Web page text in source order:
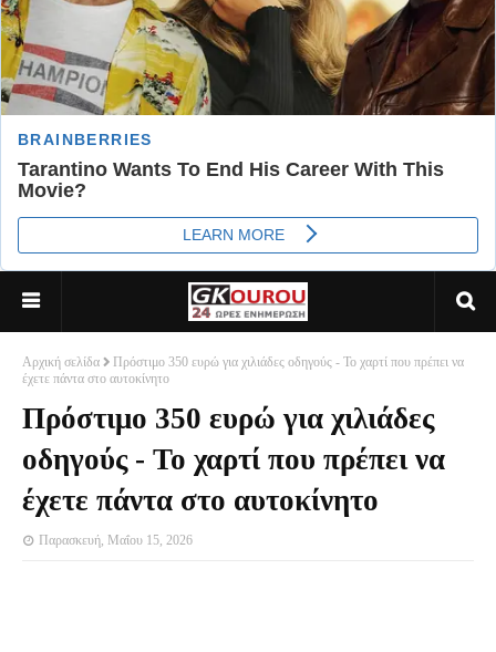
Αρχική σελίδα
Πρόστιμο 350 ευρώ για χιλιάδες οδηγούς - Το χαρτί που πρέπει να
έχετε πάντα στο αυτοκίνητο
Πρόστιμο 350 ευρώ για χιλιάδες
οδηγούς - Το χαρτί που πρέπει να
έχετε πάντα στο αυτοκίνητο
Παρασκευή, Μαΐου 15, 2026